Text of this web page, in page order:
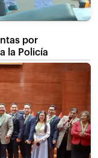
por
la Policía